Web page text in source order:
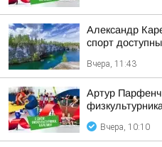
Александр
спорт
Вчера, 11:43
Артур
Вчера, 10:10